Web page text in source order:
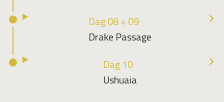
Dag 08 + 09
Drake Passage
Dag 10
Ushuaia